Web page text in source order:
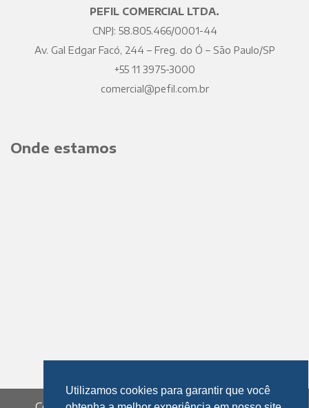
PEFIL COMERCIAL LTDA.
CNPJ: 58.805.466/0001-44
Av. Gal Edgar Facó, 244 – Freg. do Ó – São Paulo/SP
+55 11 3975-3000
comercial@pefil.com.br
Onde estamos
Utilizamos cookies para garantir que você